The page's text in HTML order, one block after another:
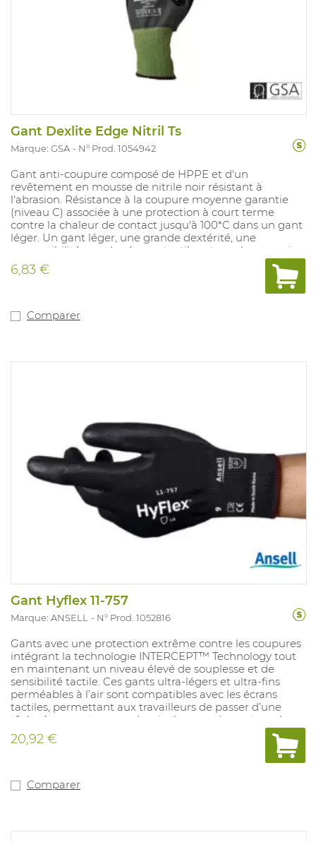
Gant Dexlite Edge Nitril Ts
Marque: GSA N° Prod. 1054942
Gant anti-coupure composé de HPPE et d'un
revêtement en mousse de nitrile noir résistant à
l'abrasion. Résistance à la coupure moyenne garantie
(niveau C) associée à une protection à court terme
contre la chaleur de contact jusqu'à 100*C dans un gant
léger. Un gant léger, une grande dextérité, une
compatibilité avec les écrans tactiles et une bonne prise
en main en font une solution confortable et polyvalente.
Aucune fibre de verre n'est utilisée. Conforme à
6,83 €
Comparer
Gant Hyflex 11-757
Marque: ANSELL N° Prod. 1052816
Gants avec une protection extrême contre les coupures
intégrant la technologie INTERCEPT™ Technology tout
en maintenant un niveau élevé de souplesse et de
sensibilité tactile. Ces gants ultra-légers et ultra-fins
perméables à l’air sont compatibles avec les écrans
tactiles, permettant aux travailleurs de passer d’une
tâche à une autre sans devoir changer de gants ou les
retirer. Dextérité élevée combinée à un niveau inégalé
de confort et de précision et à une excellente résistance
à l’abrasion. Propriétés de dissipation des décharges
électroniques, les batteries et d’autres composants et
approuvée par Dermatest®. Antistatiques, sans latex,
20,92 €
Comparer